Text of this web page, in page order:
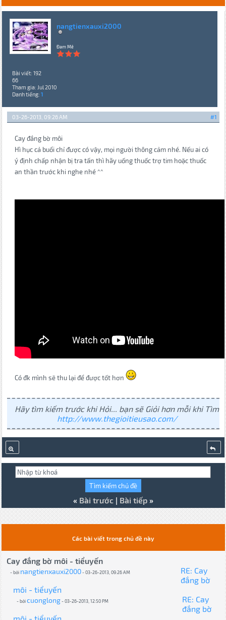
nangtienxauxi2000
Đam Mê
Bài viết: 192
66
Tham gia: Jul 2010
Danh tiếng: 1
#1
03-26-2013, 09:26 AM
Cay đắng bờ môi
Hì hục cả buổi chỉ được có vậy, mọi người thông cảm nhé. Nếu ai có
ý định chấp nhận bị tra tấn thì hãy uống thuốc trợ tim hoặc thuốc
an thần trước khi nghe nhé ^^
Có đk mình sẽ thu lại để được tốt hơn
Hãy tìm kiếm trước khi Hỏi... bạn sẽ Giỏi hơn mỗi khi Tìm
http://www.thegioitieusao.com/
« Bài trước| Bài tiếp»
Các bài viết trong chủ đề này
Cay đắng bờ môi - tiểuyến
- bởi nangtienxauxi2000- 03-26-2013, 09:26 AM
RE: Cay
đắng bờ
môi - tiểuyến
- bởicuonglong- 03-26-2013, 12:50 PM
RE: Cay
đắng bờ